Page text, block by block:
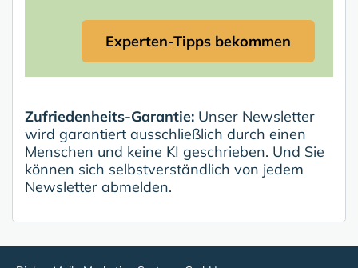
Experten-Tipps bekommen
Zufriedenheits-Garantie: Unser Newsletter
wird garantiert ausschließlich durch einen
Menschen und keine KI geschrieben. Und Sie
können sich selbstverständlich von jedem
Newsletter abmelden.